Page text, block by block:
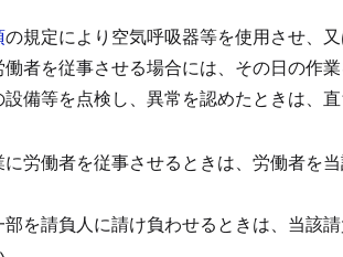
の規定により空気呼吸器等を使用させ、
者を従事させる場合には、その日の作
設備等を点検し、異常を認めたときは、
労働者を従事させるときは、労働者を
を請負人に請け負わせるときは、当該